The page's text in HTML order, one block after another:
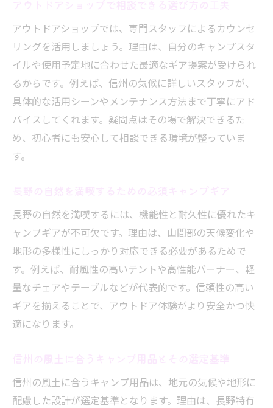
アウトドアショップでは、専門スタッフによるカウンセ
リングを活用しましょう。理由は、自分のキャンプスタ
イルや使用予定地に合わせた最適なギア提案が受けられ
るからです。例えば、信州の気候に詳しいスタッフが、
具体的な活用シーンやメンテナンス方法まで丁寧にアド
バイスしてくれます。疑問点はその場で解決できるた
め、初心者にも安心して相談できる環境が整っていま
す。
長野の自然を満喫するには、機能性と耐久性に優れたキ
ャンプギアが不可欠です。理由は、山間部の天候変化や
地形の多様性にしっかり対応できる必要があるためで
す。例えば、耐風性の高いテントや高性能バーナー、軽
量なチェアやテーブルなどが代表的です。信頼性の高い
ギアを揃えることで、アウトドア体験がより安全かつ快
適になります。
信州の風土に合うキャンプ用品は、地元の気候や地形に
配慮した設計が選定基準となります。理由は、長野特有